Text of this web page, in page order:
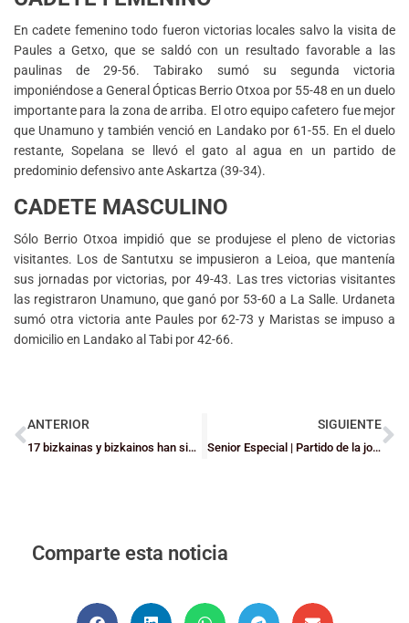
En cadete femenino todo fueron victorias locales salvo la visita de
Paules a Getxo, que se saldó con un resultado favorable a las
paulinas de 29-56. Tabirako sumó su segunda victoria
imponiéndose a General Ópticas Berrio Otxoa por 55-48 en un duelo
importante para la zona de arriba. El otro equipo cafetero fue mejor
que Unamuno y también venció en Landako por 61-55. En el duelo
restante, Sopelana se llevó el gato al agua en un partido de
predominio defensivo ante Askartza (39-34).
CADETE MASCULINO
Sólo Berrio Otxoa impidió que se produjese el pleno de victorias
visitantes. Los de Santutxu se impusieron a Leioa, que mantenía
sus jornadas por victorias, por 49-43. Las tres victorias visitantes
las registraron Unamuno, que ganó por 53-60 a La Salle. Urdaneta
sumó otra victoria ante Paules por 62-73 y Maristas se impuso a
domicilio en Landako al Tabi por 42-66.
ANTERIOR
17 bizkainas y bizkainos han sido llamados por las preselecciones de Euskadi
SIGUIENTE
Senior Especial | Partido de la jornada: Leioa Vs Zornotza (masc.)
Comparte esta noticia